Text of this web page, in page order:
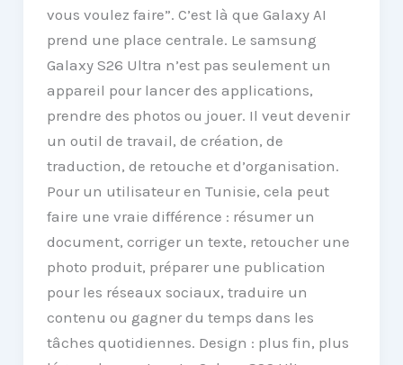
vous voulez faire”. C’est là que Galaxy AI
prend une place centrale. Le samsung
Galaxy S26 Ultra n’est pas seulement un
appareil pour lancer des applications,
prendre des photos ou jouer. Il veut devenir
un outil de travail, de création, de
traduction, de retouche et d’organisation.
Pour un utilisateur en Tunisie, cela peut
faire une vraie différence : résumer un
document, corriger un texte, retoucher une
photo produit, préparer une publication
pour les réseaux sociaux, traduire un
contenu ou gagner du temps dans les
tâches quotidiennes. Design : plus fin, plus